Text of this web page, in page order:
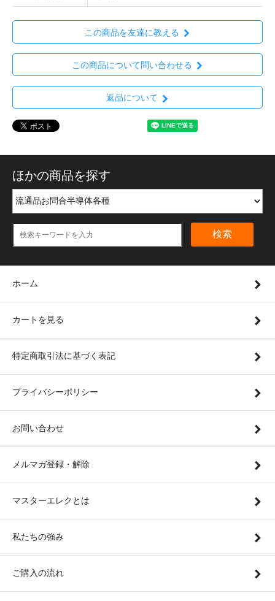
この商品を友達に教える
この商品について問い合わせる
返品について
ほかの商品を探す
検索
ホーム
カートを見る
特定商取引法に基づく表記
プライバシーポリシー
お問い合わせ
メルマガ登録・解除
マスターエレクとは
私たちの強み
ご購入の流れ